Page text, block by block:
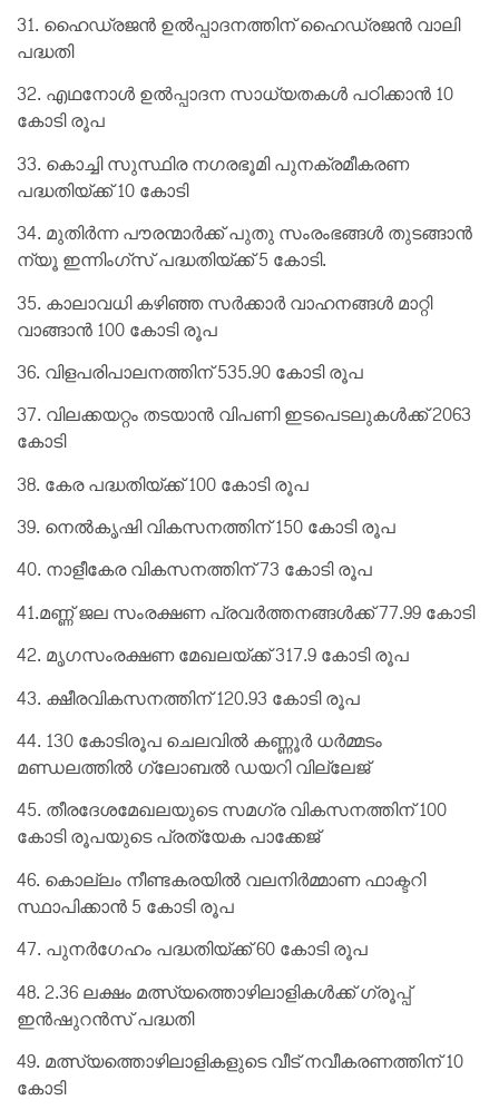
31. ഹൈഡ്രജൻ ഉൽപ്പാദനത്തിന് ഹൈഡ്രജൻ വാലി
പദ്ധതി
32. എഥനോൾ ഉൽപ്പാദന സാധ്യതകൾ പഠിക്കാൻ 10
കോടി രൂപ
33. കൊച്ചി സുസ്ഥിര നഗരഭൂമി പുനക്രമീകരണ
പദ്ധതിയ്ക്ക് 10 കോടി
34. മുതിർന്ന പൗരന്മാർക്ക് പുതു സംരംഭങ്ങൾ തുടങ്ങാൻ
ന്യൂ ഇന്നിംഗ്സ് പദ്ധതിയ്ക്ക് 5 കോടി.
35. കാലാവധി കഴിഞ്ഞ സർക്കാർ വാഹനങ്ങൾ മാറ്റി
വാങ്ങാൻ 100 കോടി രൂപ
36. വിളപരിപാലനത്തിന് 535.90 കോടി രൂപ
37. വിലക്കയറ്റം തടയാൻ വിപണി ഇടപെടലുകൾക്ക് 2063
കോടി
38. കേര പദ്ധതിയ്ക്ക് 100 കോടി രൂപ
39. നെൽകൃഷി വികസനത്തിന് 150 കോടി രൂപ
40. നാളീകേര വികസനത്തിന് 73 കോടി രൂപ
41.മണ്ണ് ജല സംരക്ഷണ പ്രവർത്തനങ്ങൾക്ക് 77.99 കോടി
42. മൃഗസംരക്ഷണ മേഖലയ്ക്ക് 317.9 കോടി രൂപ
43. ക്ഷീരവികസനത്തിന് 120.93 കോടി രൂപ
44. 130 കോടിരൂപ ചെലവിൽ കണ്ണൂർ ധർമ്മടം
മണ്ഡലത്തിൽ ഗ്ലോബൽ ഡയറി വില്ലേജ്
45. തീരദേശമേഖലയുടെ സമഗ്ര വികസനത്തിന് 100
കോടി രൂപയുടെ പ്രത്യേക പാക്കേജ്
46. കൊല്ലം നീണ്ടകരയിൽ വലനിർമ്മാണ ഫാക്ടറി
സ്ഥാപിക്കാൻ 5 കോടി രൂപ
47. പുനർഗേഹം പദ്ധതിയ്ക്ക് 60 കോടി രൂപ
48. 2.36 ലക്ഷം മത്സ്യത്തൊഴിലാളികൾക്ക് ഗ്രൂപ്പ്
ഇൻഷുറൻസ് പദ്ധതി
49. മത്സ്യത്തൊഴിലാളികളുടെ വീട് നവീകരണത്തിന് 10
കോടി